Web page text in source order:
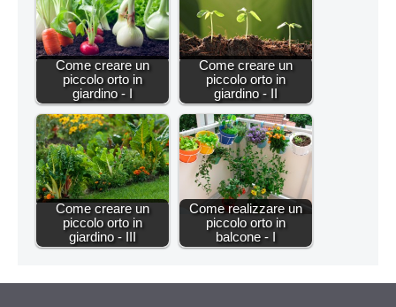
Come creare un
piccolo orto in
giardino - I
Come creare un
piccolo orto in
giardino - II
Come creare un
piccolo orto in
giardino - III
Come realizzare un
piccolo orto in
balcone - I